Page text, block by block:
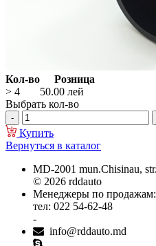
Кол-во
Розница
> 4
50.00 лей
Выбрать кол-во
Купить
Вернуться в каталог
MD-2001 mun.Chisinau,
© 2026 rddauto
Менеджеры по
тел: 022 54-62-48
-
info@rddauto.md